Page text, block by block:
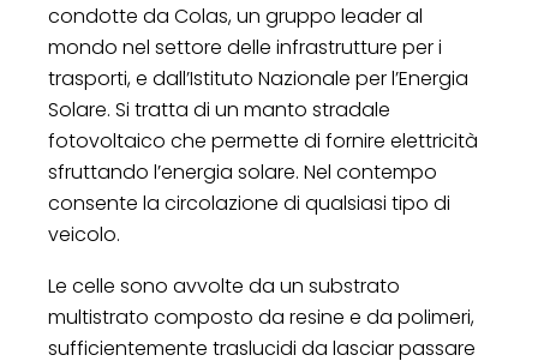
condotte da Colas, un gruppo leader al
mondo nel settore delle infrastrutture per i
trasporti, e dall’Istituto Nazionale per l’Energia
Solare. Si tratta di un manto stradale
fotovoltaico che permette di fornire elettricità
sfruttando l’energia solare. Nel contempo
consente la circolazione di qualsiasi tipo di
veicolo.
Le celle sono avvolte da un substrato
multistrato composto da resine e da polimeri,
sufficientemente traslucidi da lasciar passare